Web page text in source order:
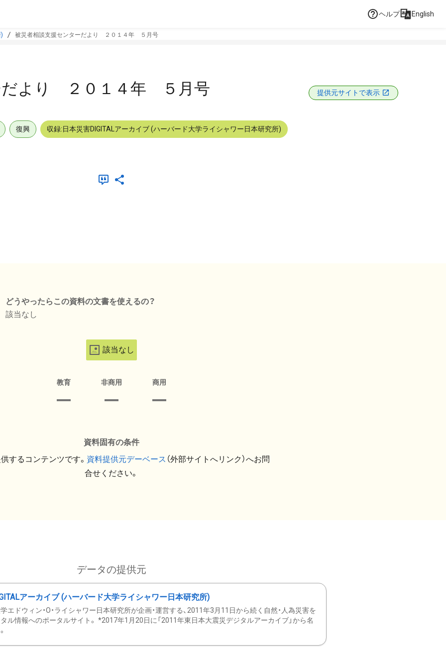
ヘルプ English
被災者相談支援センターだより ２０１４年 ５月号
だより ２０１４年 ５月号 提供元サイトで表示
復興 収録:日本災害DIGITALアーカイブ (ハーバード大学ライシャワー日本研究所)
どうやったらこの資料の文書を使えるの？
該当なし
該当なし
教育 非商用 商用
資料固有の条件
するコンテンツです。 資料提供元デーベース （外部サイトへリンク）へお問
合せください。
データの提供元
アーカイブ (ハーバード大学ライシャワー日本研究所)
エドウィン・O・ライシャワー日本研究所が企画・運営する、2011年3月11日から続く自然・人為災害を
ル情報へのポータルサイト。 *2017年1月20日に「2011年東日本大震災デジタルアーカイブ」から名